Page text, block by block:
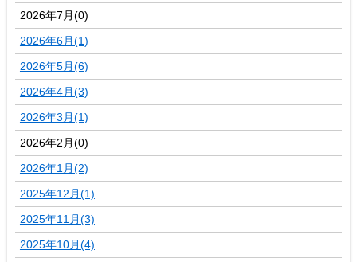
2026年7月(0)
2026年6月(1)
2026年5月(6)
2026年4月(3)
2026年3月(1)
2026年2月(0)
2026年1月(2)
2025年12月(1)
2025年11月(3)
2025年10月(4)